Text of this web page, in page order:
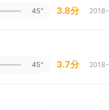
45" 3.8分
45" 3.7分